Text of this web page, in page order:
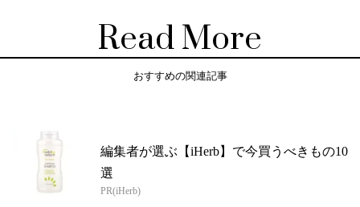
Read More
おすすめの関連記事
編集者が選ぶ【iHerb】で今買うべきもの10
選
PR(iHerb)